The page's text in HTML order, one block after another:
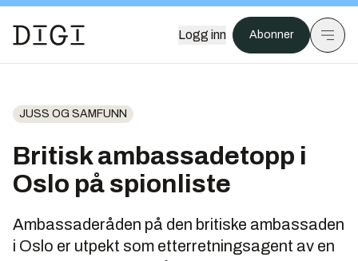
Logg inn Abonner
JUSS OG SAMFUNN
Britisk ambassadetopp i
Oslo på spionliste
Ambassaderåden på den britiske ambassaden
i Oslo er utpekt som etterretningsagent av en